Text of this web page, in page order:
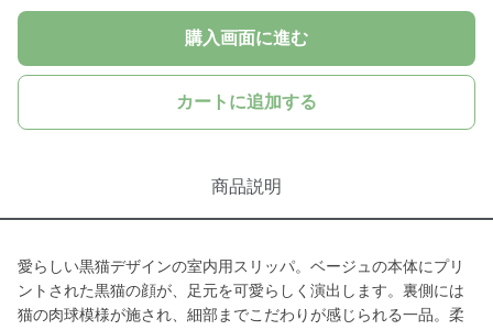
購入画面に進む
カートに追加する
商品説明
愛らしい黒猫デザインの室内用スリッパ。ベージュの本体にプリ
ントされた黒猫の顔が、足元を可愛らしく演出します。裏側には
猫の肉球模様が施され、細部までこだわりが感じられる一品。柔